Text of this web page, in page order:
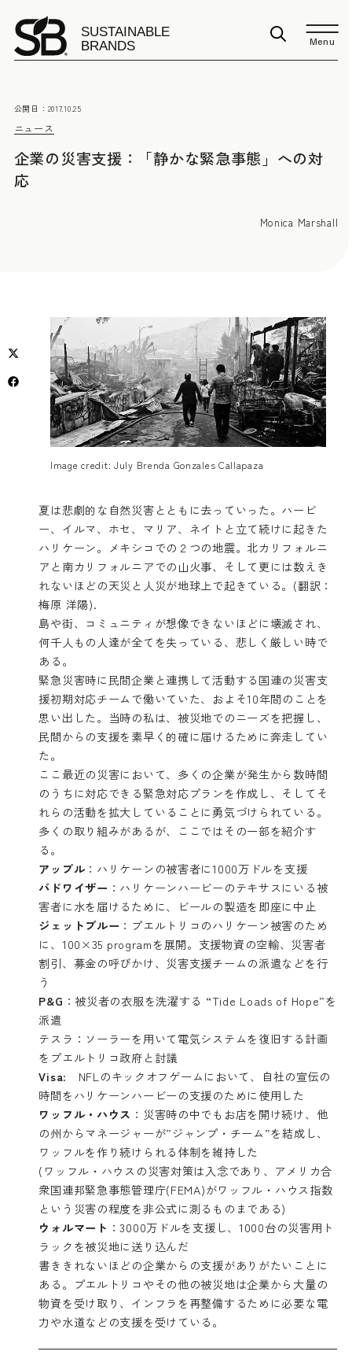
Menu
ニュース
公開日： 2017.10.25
企業の災害支援：「静かな緊急事態」への対
応
Monica Marshall
Image credit: July Brenda Gonzales Callapaza
夏は悲劇的な自然災害とともに去っていった。ハービ
ー、イルマ、ホセ、マリア、ネイトと立て続けに起きた
ハリケーン。メキシコでの２つの地震。北カリフォルニ
アと南カリフォルニアでの山火事、そして更には数えき
れないほどの天災と人災が地球上で起きている。(翻訳：
梅原 洋陽).
島や街、コミュニティが想像できないほどに壊滅され、
何千人もの人達が全てを失っている、悲しく厳しい時で
ある。
緊急災害時に民間企業と連携して活動する国連の災害支
援初期対応チームで働いていた、およそ10年間のことを
思い出した。当時の私は、被災地でのニーズを把握し、
民間からの支援を素早く的確に届けるために奔走してい
た。
ここ最近の災害において、多くの企業が発生から数時間
のうちに対応できる緊急対応プランを作成し、そしてそ
れらの活動を拡大していることに勇気づけられている。
多くの取り組みがあるが、ここではその一部を紹介す
る。
アップル ：ハリケーンの被害者に1000万ドルを支援
バドワイザー ：ハリケーンハービーのテキサスにいる被
害者に水を届けるために、ビールの製造を即座に中止
ジェットブルー ：プエルトリコのハリケーン被害のため
に、100×35 programを展開。支援物資の空輸、災害者
割引、募金の呼びかけ、災害支援チームの派遣などを行
う
P&G ：被災者の衣服を洗濯する “Tide Loads of Hope”を
派遣
テスラ：ソーラーを用いて電気システムを復旧する計画
をプエルトリコ政府と討議
Visa: NFLのキックオフゲームにおいて、自社の宣伝の
時間をハリケーンハービーの支援のために使用した
ワッフル・ハウス ：災害時の中でもお店を開け続け、他
の州からマネージャーが”ジャンプ・チーム”を結成し、
ワッフルを作り続けられる体制を維持した
(ワッフル・ハウスの災害対策は入念であり、アメリカ合
衆国連邦緊急事態管理庁(FEMA)がワッフル・ハウス指数
という災害の程度を非公式に測るものまである)
ウォルマート ：3000万ドルを支援し、1000台の災害用ト
ラックを被災地に送り込んだ
書ききれないほどの企業からの支援がありがたいことに
ある。プエルトリコやその他の被災地は企業から大量の
物資を受け取り、インフラを再整備するために必要な電
力や水道などの支援を受けている。